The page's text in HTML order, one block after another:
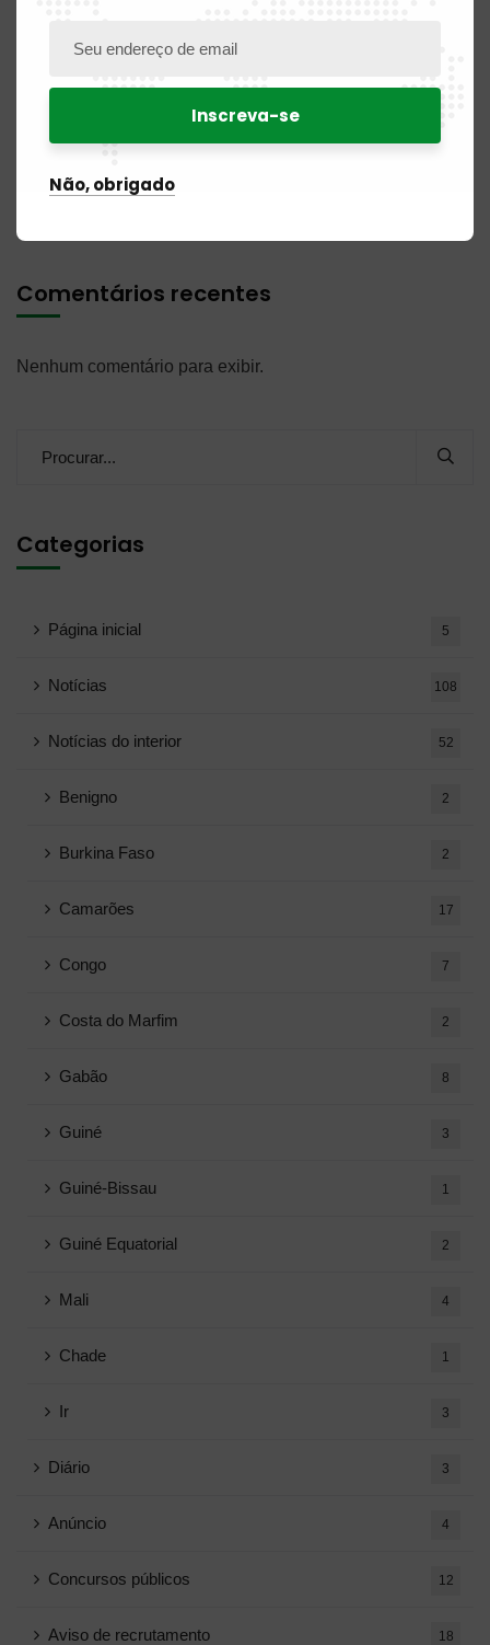
PUBLICAÇÃO N.º 04 BR / 2026 de 31 de julho de 2026
PUBLICAÇÃO N.º 07NC / 2026 de 31 de julho de 2026
Comentários recentes
Nenhum comentário para exibir.
Categorias
Página inicial 5
Notícias 108
Notícias do interior 52
Benigno 2
Burkina Faso 2
Camarões 17
Congo 7
Costa do Marfim 2
Gabão 8
Guiné 3
Guiné-Bissau 1
Guiné Equatorial 2
Mali 4
Chade 1
Ir 3
Diário 3
Anúncio 4
Concursos públicos 12
Aviso de recrutamento 18
Não, obrigado